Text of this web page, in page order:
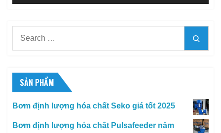
SẢN PHẨM
Bơm định lượng hóa chất Seko giá tốt 2025
Bơm định lượng hóa chất Pulsafeeder năm